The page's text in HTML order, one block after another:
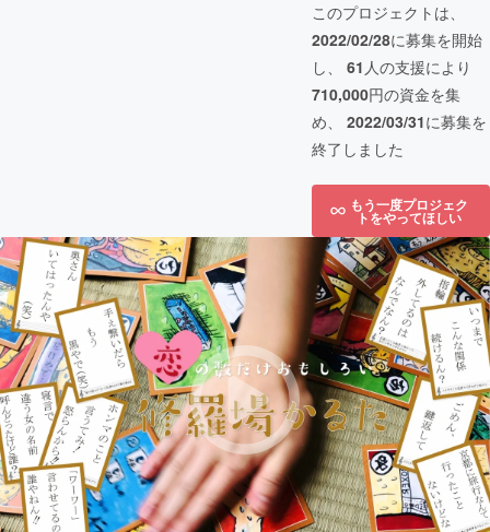
このプロジェクトは、
2022/02/28に募集を開始
し、 61 人の支援により
710,000円の資金を集
め、 2022/03/31に募集を
終了しました
もう一度プロジェク
トをやってほしい